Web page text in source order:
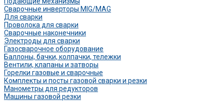
Сварочные инверторы MIG/MAG
Для сварки
Проволока для сварки
Сварочные наконечники
Электроды для сварки
Газосварочное оборудование
Баллоны, бачки, колпачки, тележки
Вентили, клапаны и затворы
Горелки газовые и сварочные
Комплекты и посты газовой сварки и резки
Манометры для редукторов
Машины газовой резки